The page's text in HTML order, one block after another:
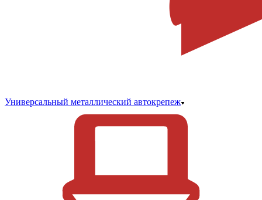
Универсальный металлический автокрепеж